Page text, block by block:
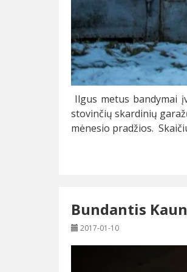
Ilgus metus bandymai
stovinčių skardinių
mėnesio pradžios.
Bundantis
2017-01-10